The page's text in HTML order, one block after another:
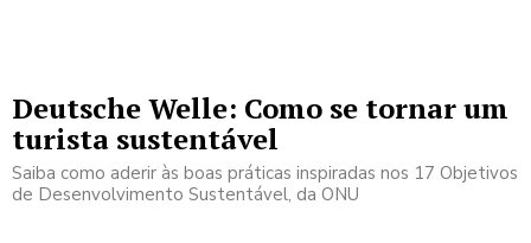
Deutsche Welle: Como se tornar um
turista sustentável
Saiba como aderir às boas práticas inspiradas nos 17 Objetivos
de Desenvolvimento Sustentável, da ONU